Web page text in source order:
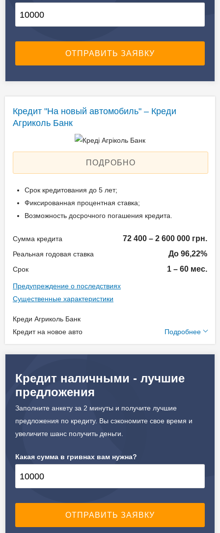
Кредит "На новый автомобиль" – Креди
Агриколь Банк
ПОДРОБНО
Срок кредитования до 5 лет;
Фиксированная процентная ставка;
Возможность досрочного погашения кредита.
Сумма кредита 72 400 – 2 600 000 грн.
Реальная годовая ставка До 96,22%
Срок 1 – 60 мес.
Предупреждение о последствиях
Существенные характеристики
Креди Агриколь Банк
Кредит на новое авто
Подробнее
Дополнительные
0-2,99%
Способ погашения:
здоровья
Кредит наличными - лучшие
предложения
Заполните анкету за 2 минуты и получите лучшие
предложения по кредиту. Вы сэкономите свое время и
увеличите шанс получить деньги.
Какая сумма в гривнах вам нужна?